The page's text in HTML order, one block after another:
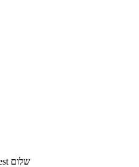
שלום Guest, ברוך הבא